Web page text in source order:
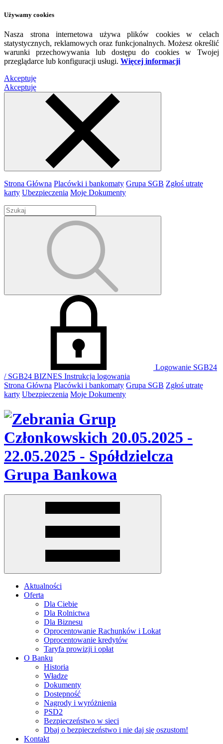
Używamy cookies
Nasza strona internetowa używa plików cookies w celach
statystycznych, reklamowych oraz funkcjonalnych. Możesz określić
warunki przechowywania lub dostępu do cookies w Twojej
przeglądarce lub konfiguracji usługi. Więcej informacji
Akceptuję
Akceptuję
Strona Główna Placówki i bankomaty Grupa SGB Zgłoś utratę
karty Ubezpieczenia Moje Dokumenty
Logowanie SGB24
/ SGB24 BIZNES Instrukcja logowania
Strona Główna Placówki i bankomaty Grupa SGB Zgłoś utratę
karty Ubezpieczenia Moje Dokumenty
Aktualności
Oferta
Dla Ciebie
Dla Rolnictwa
Dla Biznesu
Oprocentowanie Rachunków i Lokat
Oprocentowanie kredytów
Taryfa prowizji i opłat
O Banku
Historia
Władze
Dokumenty
Dostępność
Nagrody i wyróżnienia
PSD2
Bezpieczeństwo w sieci
Dbaj o bezpieczeństwo i nie daj się oszustom!
Kontakt